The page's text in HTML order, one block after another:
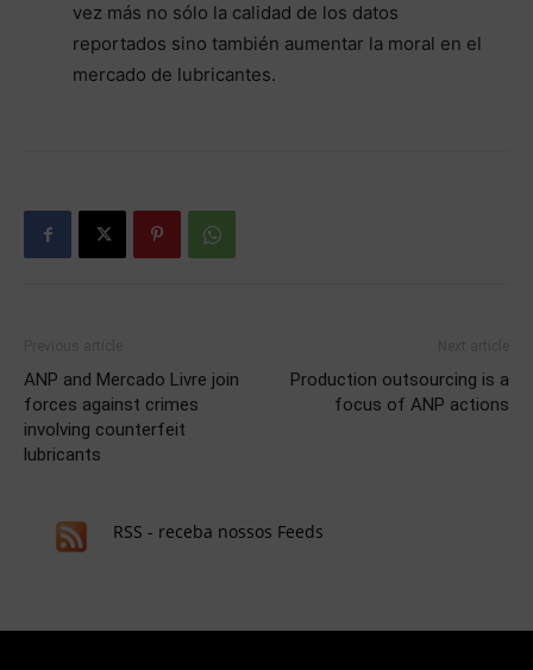
vez más no sólo la calidad de los datos
reportados sino también aumentar la moral en el
mercado de lubricantes.
ANP and Mercado Livre join
forces against crimes
involving counterfeit
lubricants
Production outsourcing is a
focus of ANP actions
RSS - receba nossos Feeds